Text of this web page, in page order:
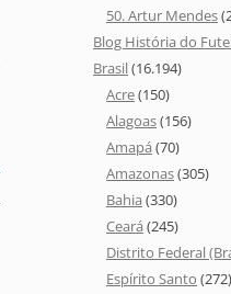
50. Artur Mendes
Blog História do
Brasil(16.194)
Acre(150)
Alagoas(156)
Amapá (70)
Amazonas(305)
Bahia (330)
Ceará (245)
Distrito Federal
Espírito Santo (272)